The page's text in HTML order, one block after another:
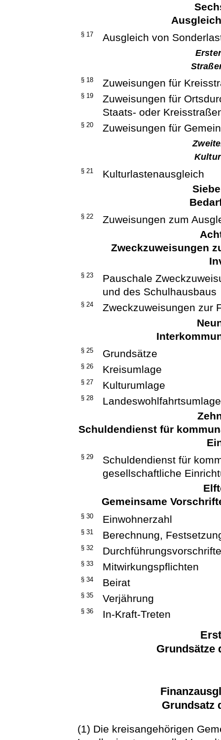
§ 17 Ausgleich von
§ 18 Zuweisungen für
§ 19
Zuweisungen für
Staats- oder
§ 20 Zuweisungen für
§ 21
Kulturlastenausgleich
§ 22
Zuweisungen zum
Zweckzuweisungen
§ 23
Pauschale
und des Schulhausbaus
§ 24
Zweckzuweisungen zur
§ 25 Grundsätze
§ 26 Kreisumlage
§ 27 Kulturumlage
§ 28
Landeswohlfahrtsumlage
Schuldendienst für
§ 29
Schuldendienst für
gesellschaftliche
Gemeinsame
§ 30 Einwohnerzahl
§ 31 Berechnung,
§ 32
§ 33 Mitwirkungspflichten
§ 34 Beirat
§ 35 Verjährung
§ 36 In-Kraft-Treten
Grundsätze
Grundsatz
(1) Die kreisangehörigen